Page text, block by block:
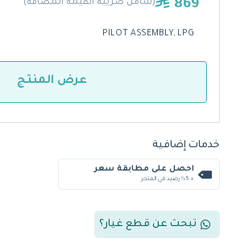
869 (شامل ضريبة القيمة المضافة)
PILOT ASSEMBLY, LPG
عرض المنتج
خدمات إضافية
احصل على مطابقة سعر
+ %5 رصيد في المتجر
تبحث عن قطع غيار؟